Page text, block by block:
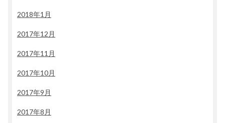
2018年1月
2017年12月
2017年11月
2017年10月
2017年9月
2017年8月